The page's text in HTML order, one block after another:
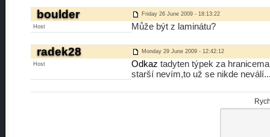
boulder Friday 26 June 2009 - 18:13:22
Host Může být z laminátu?
radek28 Monday 29 June 2009 - 12:42:12
Host Odkaz tadyten týpek za
starší nevím,to už se nikde